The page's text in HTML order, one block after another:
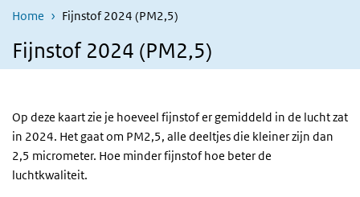
Home Fijnstof 2024 (PM2,5)
Fijnstof 2024 (PM2,5)
Op deze kaart zie je hoeveel fijnstof er gemiddeld in de lucht zat
in 2024. Het gaat om PM2,5, alle deeltjes die kleiner zijn dan
2,5 micrometer. Hoe minder fijnstof hoe beter de
luchtkwaliteit.